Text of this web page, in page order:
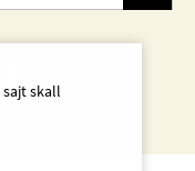
skall